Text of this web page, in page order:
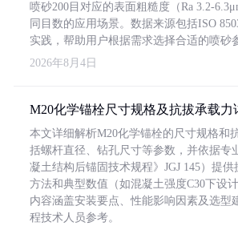
喷砂200目对应的表面粗糙度（Ra 3.2-
同目数的应用场景。数据来源包括ISO
实践，帮助用户根据需求选择合适的喷砂
2026年8月4日
M20化学锚栓尺寸规格及抗拔承载力
本文详细解析M20化学锚栓的尺寸规格和
括螺杆直径、钻孔尺寸等参数，并依据专
凝土结构后锚固技术规程》JGJ 145）提
方法和典型数值（如混凝土强度C30下设计
内容涵盖安装要点、性能影响因素及选型
程技术人员参考。